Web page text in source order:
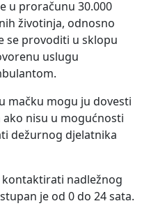
u proračunu 30.000
životinja, odnosno
se provoditi u sklopu
uslugu
mačku mogu ju dovesti
ako nisu u mogućnosti
dežurnog djelatnika
nadležnog
je od 0 do 24 sata.